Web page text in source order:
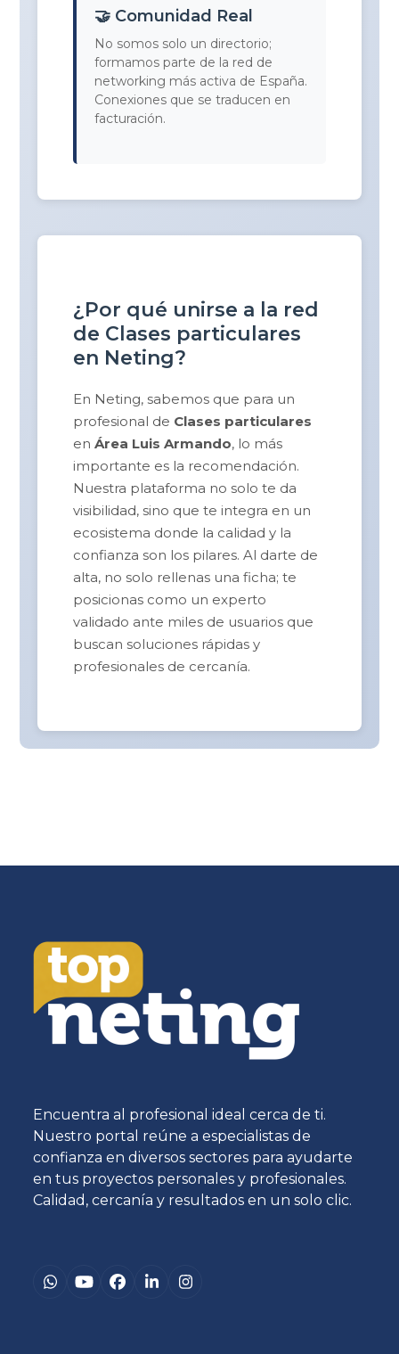
🤝 Comunidad Real
No somos solo un directorio;
formamos parte de la red de
networking más activa de España.
Conexiones que se traducen en
facturación.
¿Por qué unirse a la red
de Clases particulares
en Neting?
En Neting, sabemos que para un
profesional de Clases particulares
enÁrea Luis Armando, lo más
importante es la recomendación.
Nuestra plataforma no solo te da
visibilidad, sino que te integra en un
ecosistema donde la calidad y la
confianza son los pilares. Al darte de
alta, no solo rellenas una ficha; te
posicionas como un experto
validado ante miles de usuarios que
buscan soluciones rápidas y
profesionales de cercanía.
Encuentra al profesional ideal cerca de ti.
Nuestro portal reúne a especialistas de
confianza en diversos sectores para ayudarte
en tus proyectos personales y profesionales.
Calidad, cercanía y resultados en un solo clic.
Whatsapp
YouTubeFacebook
LinkedInInstagram